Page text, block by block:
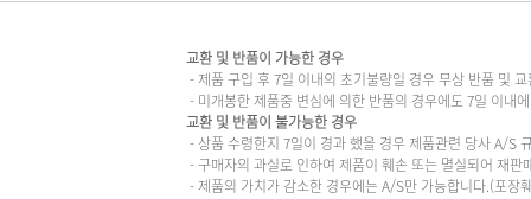
교환 및 반품이 가능한 경우
- 제품 구입 후 7일 이내의 초기불량일 경우 무상 반품 및
- 미개봉한 제품중 변심에 의한 반품의 경우에도 7일 이내
교환 및 반품이 불가능한 경우
- 상품 수령한지 7일이 경과 했을 경우 제품관련 당사 A/S
- 구매자의 과실로 인하여 제품이 훼손 또는 멸실되어 재판
- 제품의 가치가 감소한 경우에는 A/S만 가능합니다.(포장